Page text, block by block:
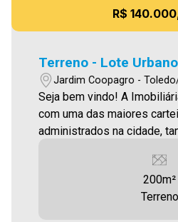
R$
Terreno - Lote Urbano
Jardim Coopagro -
Seja bem vindo! A Imobiliária Ativa conta hoje
com uma das maiores
administrados na cidade,
200m²
Terreno